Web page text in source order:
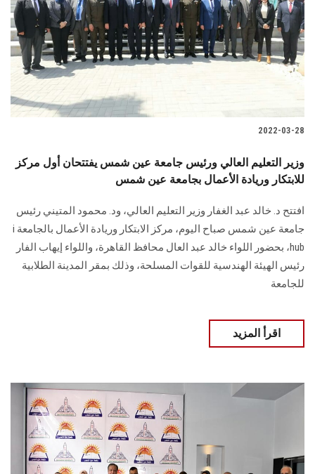
2022-03-28
وزير التعليم العالي ورئيس جامعة عين شمس يفتتحان أول مركز
للابتكار وريادة الأعمال بجامعة عين شمس
افتتح د. خالد عبد الغفار وزير التعليم العالي، ود. محمود المتيني رئيس
جامعة عين شمس صباح اليوم، مركز الابتكار وريادة الأعمال بالجامعة i
hub، بحضور اللواء خالد عبد العال محافظ القاهرة، واللواء إيهاب الفار
رئيس الهيئة الهندسية للقوات المسلحة، وذلك بمقر المدينة الطلابية
للجامعة
اقرأ المزيد